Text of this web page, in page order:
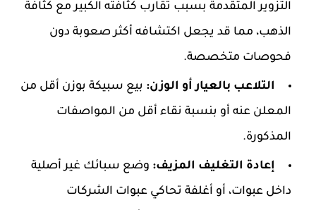
التزوير المتقدمة بسبب تقارب كثافته الكبير مع كثافة
الذهب، مما قد يجعل اكتشافه أكثر صعوبة دون
فحوصات متخصصة.
التلاعب بالعيار أو الوزن: بيع سبيكة بوزن أقل من
المعلن عنه أو بنسبة نقاء أقل من المواصفات
المذكورة.
إعادة التغليف المزيف: وضع سبائك غير أصلية
داخل عبوات، أو أغلفة تحاكي عبوات الشركات